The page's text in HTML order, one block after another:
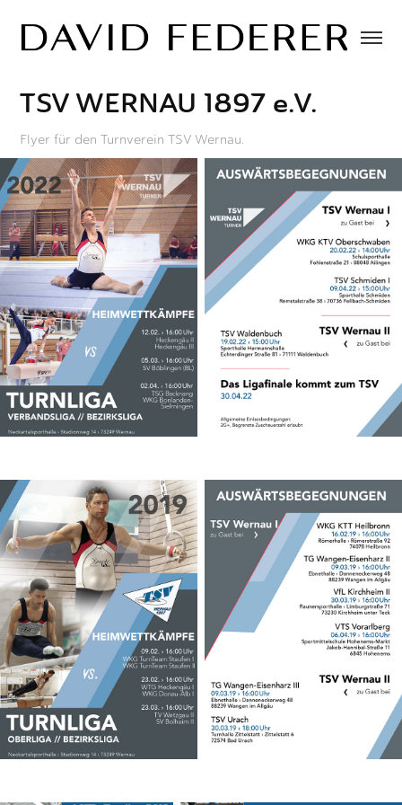
TSV WERNAU 1897 e.V.
Flyer für den Turnverein TSV Wernau.